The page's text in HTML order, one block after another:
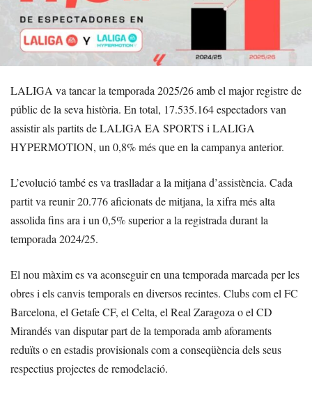
LALIGA va tancar la temporada 2025/26 amb el major registre de
públic de la seva història. En total, 17.535.164 espectadors van
assistir als partits de LALIGA EA SPORTS i LALIGA
HYPERMOTION, un 0,8% més que en la campanya anterior.
L’evolució també es va traslladar a la mitjana d’assistència. Cada
partit va reunir 20.776 aficionats de mitjana, la xifra més alta
assolida fins ara i un 0,5% superior a la registrada durant la
temporada 2024/25.
El nou màxim es va aconseguir en una temporada marcada per les
obres i els canvis temporals en diversos recintes. Clubs com el FC
Barcelona, el Getafe CF, el Celta, el Real Zaragoza o el CD
Mirandés van disputar part de la temporada amb aforaments
reduïts o en estadis provisionals com a conseqüència dels seus
respectius projectes de remodelació.